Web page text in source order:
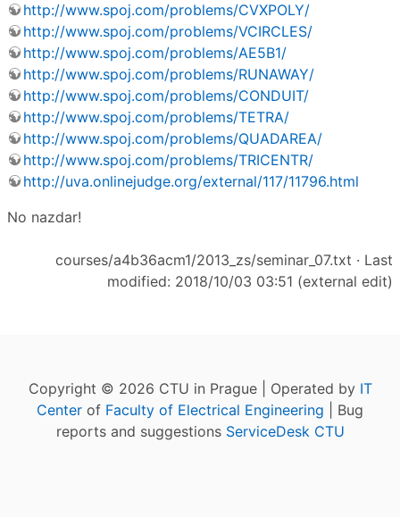
http://www.spoj.com/problems/CVXPOLY/
http://www.spoj.com/problems/VCIRCLES/
http://www.spoj.com/problems/AE5B1/
http://www.spoj.com/problems/RUNAWAY/
http://www.spoj.com/problems/CONDUIT/
http://www.spoj.com/problems/TETRA/
http://www.spoj.com/problems/QUADAREA/
http://www.spoj.com/problems/TRICENTR/
http://uva.onlinejudge.org/external/117/11796.html
No nazdar!
courses/a4b36acm1/2013_zs/seminar_07.txt · Last
modified: 2018/10/03 03:51 (external edit)
Copyright © 2026 CTU in Prague | Operated by IT
Center of Faculty of Electrical Engineering | Bug
reports and suggestions ServiceDesk CTU